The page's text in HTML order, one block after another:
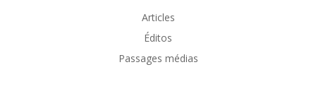
Articles
Éditos
Passages médias